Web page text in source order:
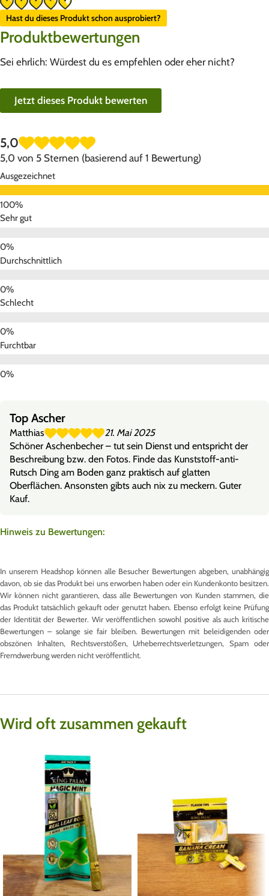
Hast du dieses Produkt schon ausprobiert?
Produktbewertungen
Sei ehrlich: Würdest du es empfehlen oder eher nicht?
Jetzt dieses Produkt bewerten
5,0
5,0 von 5 Sternen (basierend auf 1 Bewertung)
Ausgezeichnet
Sehr gut
Durchschnittlich
Schlecht
Furchtbar
Top Ascher
Matthias
21. Mai 2025
Schöner Aschenbecher – tut sein Dienst und entspricht der
Beschreibung bzw. den Fotos. Finde das Kunststoff-anti-
Rutsch Ding am Boden ganz praktisch auf glatten
Oberflächen. Ansonsten gibts auch nix zu meckern. Guter
Kauf.
Hinweis zu Bewertungen:
In unserem Headshop können alle Besucher Bewertungen abgeben, unabhängig
davon, ob sie das Produkt bei uns erworben haben oder ein Kundenkonto besitzen.
Wir können nicht garantieren, dass alle Bewertungen von Kunden stammen, die
das Produkt tatsächlich gekauft oder genutzt haben. Ebenso erfolgt keine Prüfung
der Identität der Bewerter. Wir veröffentlichen sowohl positive als auch kritische
Bewertungen – solange sie fair bleiben. Bewertungen mit beleidigenden oder
obszönen Inhalten, Rechtsverstößen, Urheberrechtsverletzungen, Spam oder
Fremdwerbung werden nicht veröffentlicht.
Wird oft zusammen gekauft